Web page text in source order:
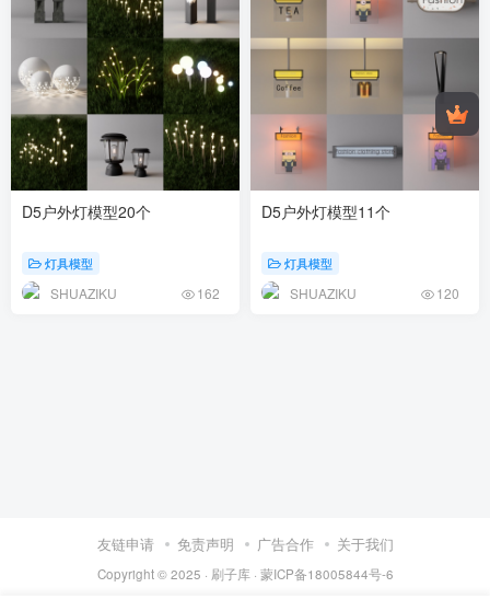
D5户外灯模型20个
灯具模型
SHUAZIKU 162
D5户外灯模型11个
灯具模型
SHUAZIKU 120
友链申请 免责声明 广告合作 关于我们
Copyright © 2025 · 刷子库 · 蒙ICP备18005844号-6